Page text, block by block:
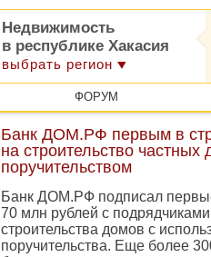
Недвижимость
в республике Хакасия
выбрать регион
ФОРУМ
Банк ДОМ.РФ первым в
на строительство
поручительством
Банк ДОМ.РФ подписал
70 млн рублей с
строительства домов с
поручительства. Еще более